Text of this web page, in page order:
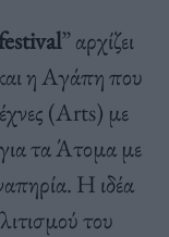
” αρχίζει
η Αγάπη που
(Αrts) με
τα Άτομα με
Η ιδέα
του